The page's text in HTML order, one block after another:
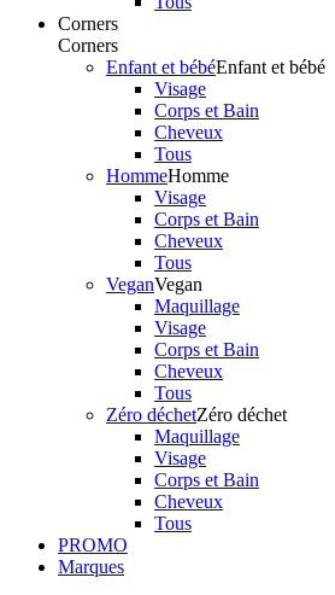
Corners
Corners
Enfant et bébéEnfant et bébé
Visage
Corps et Bain
Cheveux
Tous
HommeHomme
Visage
Corps et Bain
Cheveux
Tous
VeganVegan
Maquillage
Visage
Corps et Bain
Cheveux
Tous
Zéro déchetZéro déchet
Maquillage
Visage
Corps et Bain
Cheveux
Tous
PROMO
Marques